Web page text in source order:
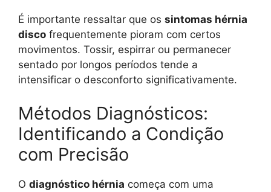
É importante ressaltar que os sintomas hérnia
disco frequentemente pioram com certos
movimentos. Tossir, espirrar ou permanecer
sentado por longos períodos tende a
intensificar o desconforto significativamente.
Métodos Diagnósticos:
Identificando a Condição
com Precisão
O diagnóstico hérnia começa com uma